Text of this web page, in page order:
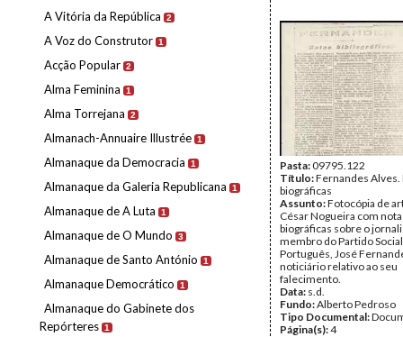
A Vitória da República 2
A Voz do Construtor 1
Acção Popular 2
Alma Feminina 1
Alma Torrejana 2
Almanach-Annuaire Illustrée 1
Almanaque da Democracia 1
Almanaque da Galeria Republicana 1
Almanaque de A Luta 1
Almanaque de O Mundo 3
Almanaque de Santo António 1
Almanaque Democrático 1
Almanaque do Gabinete dos
Repórteres 1
Pasta:09795.122
Título:Fernandes Alves.
biográficas
Assunto:Fotocópia de
César Nogueira com
biográficas sobre o
membro do Partido
Português, José
noticiário relativo ao seu
falecimento.
Data: s.d.
Fundo:Alberto Pedroso
Tipo Documental:
Página(s):4